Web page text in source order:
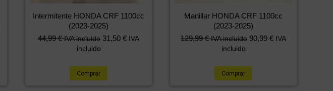
Intermitente HONDA CRF 1100cc
(2023-2025)
44,99€ IVA incluido 31,50 € IVA
incluido
Comprar
Manillar HONDA CRF 1100cc
(2023-2025)
129,99€ IVA incluido 90,99 € IVA
incluido
Comprar